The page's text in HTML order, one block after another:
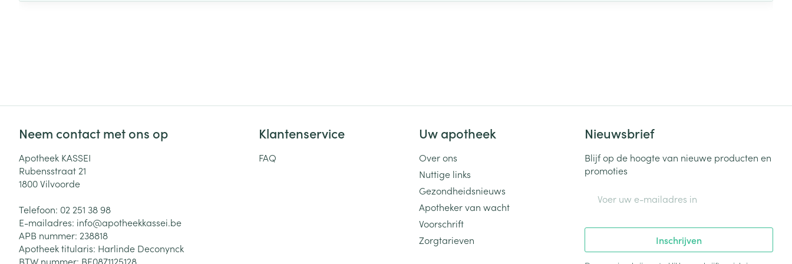
Neem contact met ons op
Apotheek KASSEI
Rubensstraat 21
1800Vilvoorde
Telefoon: 02 251 38 98
E-mailadres: info@apotheekkassei.be
APB nummer: 238818
Apotheek titularis: Harlinde Deconynck
BTW nummer: BE0871125128
Klantenservice
FAQ
Uw apotheek
Over ons
Nuttige links
Gezondheidsnieuws
Apotheker van wacht
Voorschrift
Zorgtarieven
Nieuwsbrief
Blijf op de hoogte van nieuwe producten en
promoties
Inschrijven